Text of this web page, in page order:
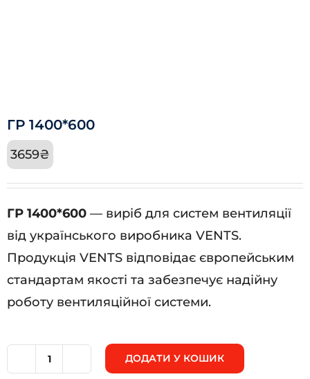
ГР 1400*600
3659₴
ГР 1400*600 — виріб для систем вентиляції
від українського виробника VENTS.
Продукція VENTS відповідає європейським
стандартам якості та забезпечує надійну
роботу вентиляційної системи.
ДОДАТИ У КОШИК